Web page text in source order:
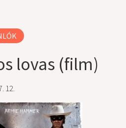
lovas (film)
12.